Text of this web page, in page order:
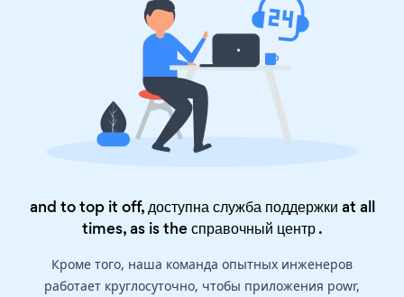
and to top it off, доступна служба поддержки at all
times, as is theсправочный центр.
Кроме того, наша команда опытных инженеров
работает круглосуточно, чтобы приложения powr,